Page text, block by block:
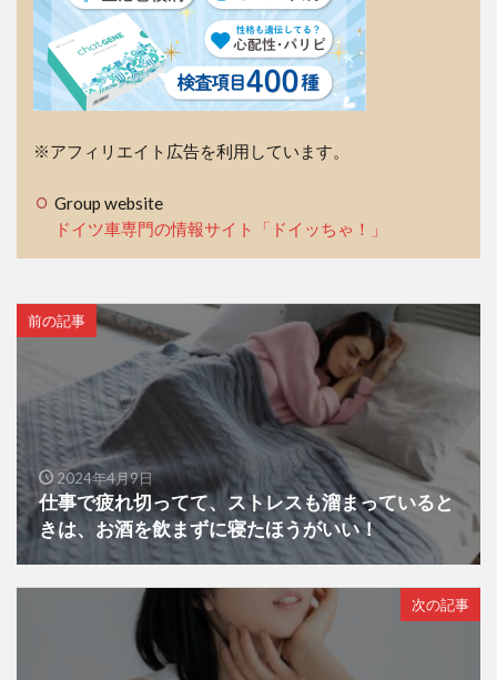
※アフィリエイト広告を利用しています。
Group website
ドイツ車専門の情報サイト「ドイッちゃ！」
前の記事
2024年4月9日
仕事で疲れ切ってて、ストレスも溜まっていると
きは、お酒を飲まずに寝たほうがいい！
次の記事